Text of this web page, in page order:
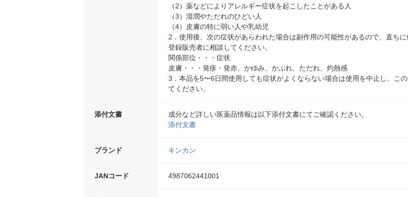
（2）薬などによりアレルギー症状を起こしたことがある人
（3）湿潤やただれのひどい人
（4）皮膚の特に弱い人や乳幼児
2．使用後、次の症状があらわれた場合は副作用の可能性があるので、直ち
登録販売者に相談してください。
関係部位・・・症状
皮膚・・・発疹・発赤、かゆみ、かぶれ、ただれ、灼熱感
3．本品を5〜6日間使用しても症状がよくならない場合は使用を中止し、こ
てください。
添付文書
成分など詳しい医薬品情報は以下添付文書にてご確認ください。
添付文書
ブランド キンカン
JANコード 4987062441001